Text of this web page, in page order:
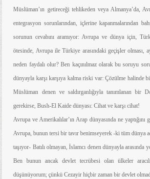
Müslüman’ın getireceği tehlikeden veya Almanya’da,
entegrasyon sorunlarından, içlerine kapanmalarından
sorunun cevabını aramıyor: Avrupa ve dünya için,
ötesinde, Avrupa ile Türkiye arasındaki geçişler olması,
neden faydalı olur? Ben kaçınılmaz olarak bu soruyu
dünyayla karşı karşıya kalma riski var: Çözülme halinde
Müslüman denen ve saldırganlığıyla tanımlanan bir
gerekirse, Bush-El Kaide dünyası: Cihat ve karşı cihat!
Avrupa ve Amerikalılar’ın Arap dünyasında ne yaptığını
Avrupa, bunun tersi bir tavır benimseyerek -ki tüm dünya
taşıyor- Batılı olmayan, İslamcı denen dünyayla arasında
Ben bunun ancak devlet tecrübesi olan ülkeler
düşünüyorum; çünkü Cezayir hiçbir zaman bir devlet